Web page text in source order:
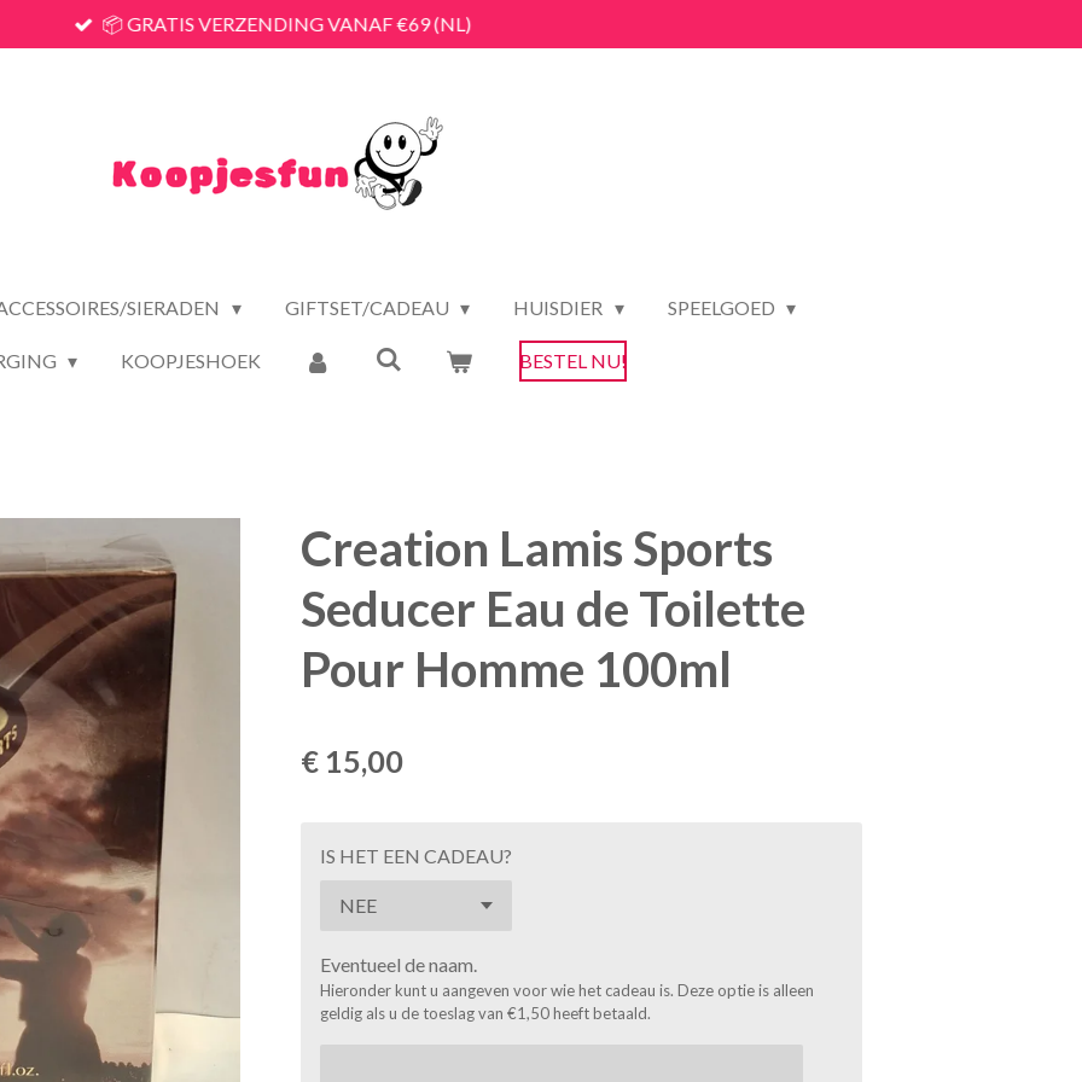
📦 GRATIS VERZENDING VANAF €69 (NL)
SIERADEN GIFTSET/CADEAU HUISDIER SPEELGOED
KOOPJESHOEK BESTEL NU!
Creation Lamis Sports
Seducer Eau de Toilette
Pour Homme 100ml
€ 15,00
IS HET EEN CADEAU?
Eventueel de naam.
Hieronder kunt u aangeven voor wie het cadeau is. Deze optie is alleen
geldig als u de toeslag van €1,50 heeft betaald.